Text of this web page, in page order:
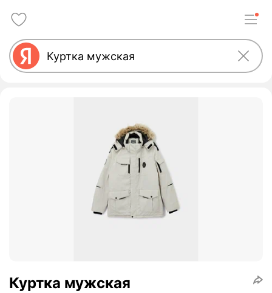
Куртка мужская